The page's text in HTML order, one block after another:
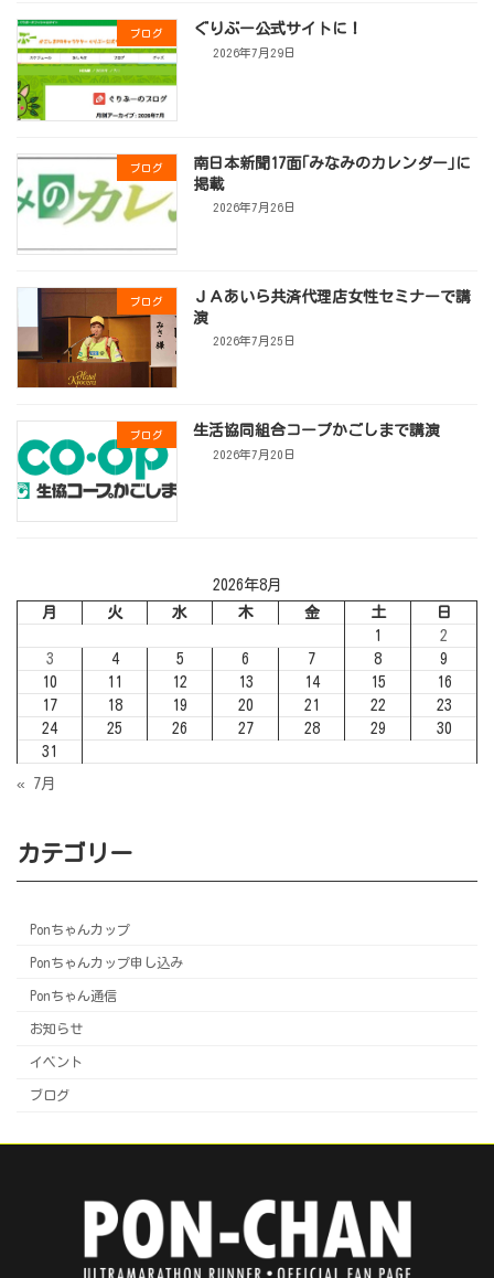
ブログ ぐりぶー公式サイトに！
2026年7月29日
ブログ
南日本新聞17面｢みなみのカレンダー｣に
掲載
2026年7月26日
ブログ
ＪＡあいら共済代理店女性セミナーで講
演
2026年7月25日
ブログ 生活協同組合コープかごしまで講演
2026年7月20日
2026年8月
月
火 水 木 金 土
日
1
2
3
4 5 6 7 8
9
10
11 12 13 14 15
16
17
18 19 20 21 22
23
24
25 26 27 28 29
30
31
« 7月
カテゴリー
Ponちゃんカップ
Ponちゃんカップ申し込み
Ponちゃん通信
お知らせ
イベント
ブログ